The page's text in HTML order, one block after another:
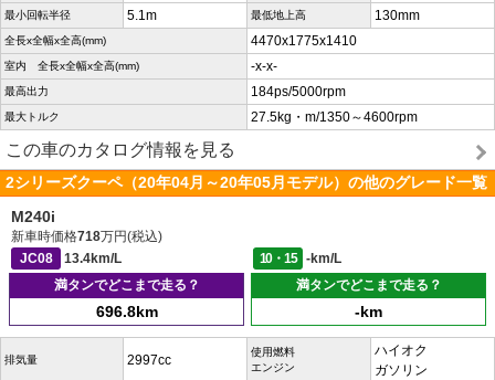
最小回転半径 5.1m 最低地上高 130mm
全長x全幅x全高(mm) 4470x1775x1410
室内 全長x全幅x全高(mm) -x-x-
最高出力 184ps/5000rpm
最大トルク 27.5kg・m/1350～4600rpm
この車のカタログ情報を見る
2シリーズクーペ（20年04月～20年05月モデル）の他のグレード一覧
M240i
新車時価格718万円(税込)
JC08
13.4km/L 10・15
-km/L
満タンでどこまで走る？
696.8km
満タンでどこまで走る？
-km
排気量 2997cc
使用燃料
エンジン
ハイオク
ガソリン